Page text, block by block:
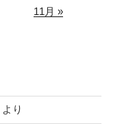
11月 »
より